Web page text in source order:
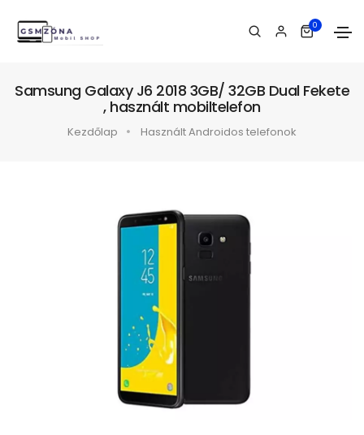
0
Samsung Galaxy J6 2018 3GB/ 32GB Dual Fekete
, használt mobiltelefon
Kezdőlap Használt Androidos telefonok